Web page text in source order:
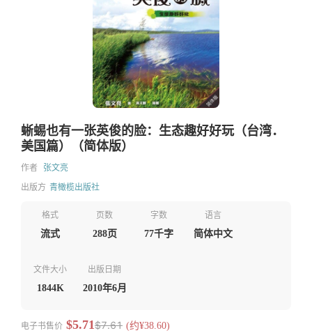
蜥蜴也有一张英俊的脸：生态趣好好玩（台湾．
美国篇）（简体版）
作者 张文亮
出版方 青橄榄出版社
格式
流式
页数
288页
字数
77千字
语言
简体中文
文件大小
1844K
出版日期
2010年6月
电子书售价 $5.71$7.61 (约¥38.60)